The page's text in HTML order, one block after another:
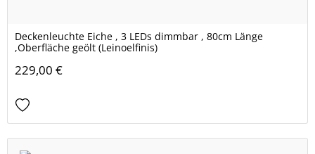
Deckenleuchte Eiche , 3 LEDs dimmbar , 80cm Länge
,Oberfläche geölt (Leinoelfinis)
229,00 €